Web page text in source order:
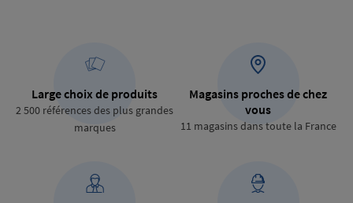
Large choix de produits
2 500 références des plus grandes
marques
Magasins proches de chez
vous
11 magasins dans toute la France